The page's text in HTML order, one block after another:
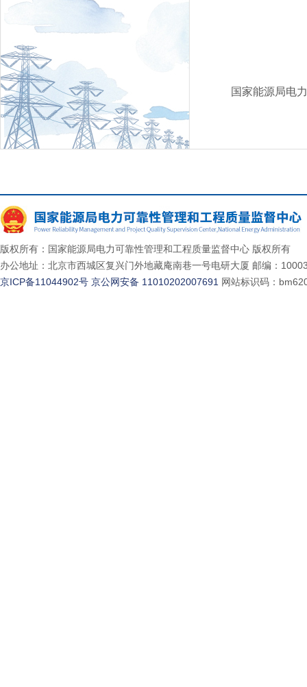
国家能源局电
版权所有：国家能源局电力可靠性管理和工程质量监督中心 版权所有
办公地址：北京市西城区复兴门外地藏庵南巷一号电研大厦 邮编：
京ICP备11044902号 京公网安备 11010202007691 网站标识码：